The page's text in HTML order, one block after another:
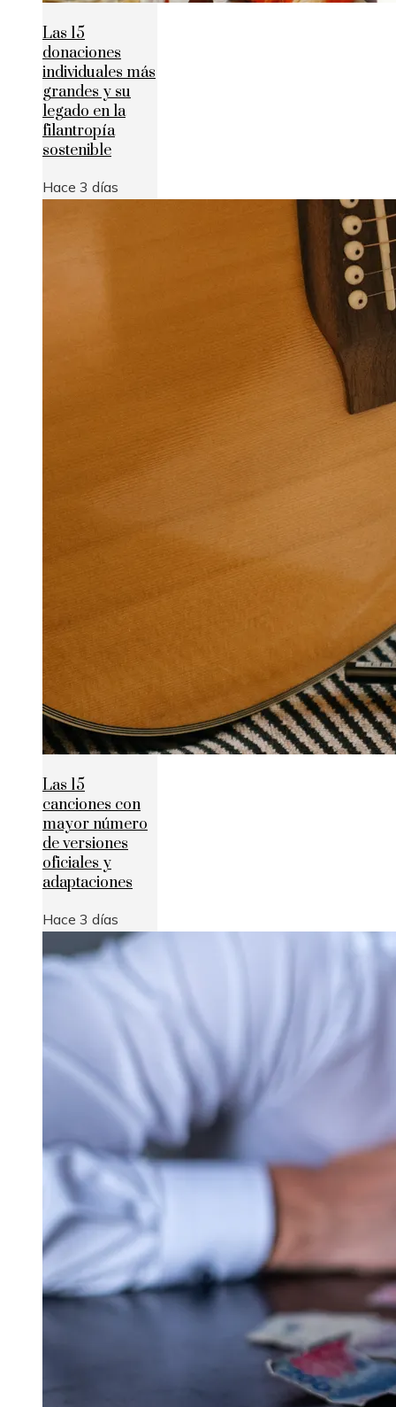
Las 15
donaciones
individuales más
grandes y su
legado en la
filantropía
sostenible
Hace 3 días
Las 15
canciones con
mayor número
de versiones
oficiales y
adaptaciones
Hace 3 días